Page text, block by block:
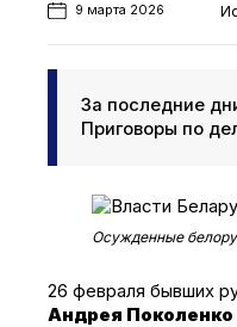
9 марта 2026
За последние
Приговоры по
Осужденные
26 февраля бывших
Андрея Поколенко